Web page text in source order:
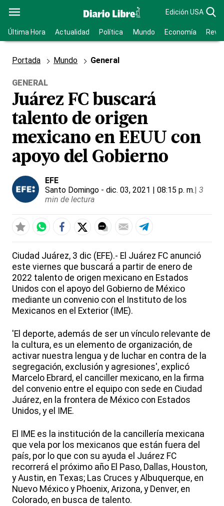
Edición USA
Última Hora Actualidad Política Mundo Economía
Portada Mundo General
GENERAL
Juárez FC buscará
talento de origen
mexicano en EEUU con
apoyo del Gobierno
EFE
Santo Domingo - dic. 03, 2021 | 08:15 p. m.| 3
min de lectura
Ciudad Juárez, 3 dic (EFE).- El Juárez FC anunció
este viernes que buscará a partir de enero de
2022 talento de origen mexicano en Estados
Unidos con el apoyo del Gobierno de México
mediante un convenio con el Instituto de los
Mexicanos en el Exterior (IME).
'El deporte, además de ser un vínculo relevante de
la cultura, es un elemento de organización, de
activar nuestra lengua y de luchar en contra de la
segregación, exclusión y agresiones', explicó
Marcelo Ebrard, el canciller mexicano, en la firma
del convenio entre el equipo con sede en Ciudad
Juárez, en la frontera de México con Estados
Unidos, y el IME.
El IME es la institución de la cancillería mexicana
que vela por los mexicanos que están fuera del
país, por lo que con su ayuda el Juárez FC
recorrerá el próximo año El Paso, Dallas, Houston,
y Austin, en Texas; Las Cruces y Albuquerque, en
Nuevo México y Phoenix, Arizona, y Denver, en
Colorado, en busca de talento.